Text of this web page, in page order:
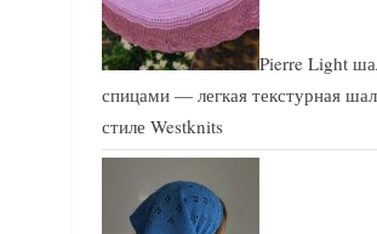
Pierre Light
спицами — легкая текстурная
стиле Westknits